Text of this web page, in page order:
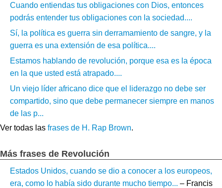
Cuando entiendas tus obligaciones con Dios, entonces
podrás entender tus obligaciones con la sociedad....
Sí, la política es guerra sin derramamiento de sangre, y la
guerra es una extensión de esa política....
Estamos hablando de revolución, porque esa es la época
en la que usted está atrapado....
Un viejo líder africano dice que el liderazgo no debe ser
compartido, sino que debe permanecer siempre en manos
de las p...
Ver todas las frases de H. Rap Brown.
Más frases de Revolución
Estados Unidos, cuando se dio a conocer a los europeos,
era, como lo había sido durante mucho tiempo... – Francis